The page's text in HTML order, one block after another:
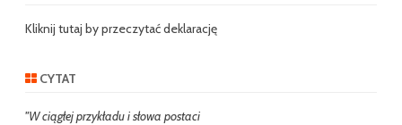
h
Kliknij tutaj by przeczytać deklarację
CYTAT
"W ciągłej przykładu i słowa postaci